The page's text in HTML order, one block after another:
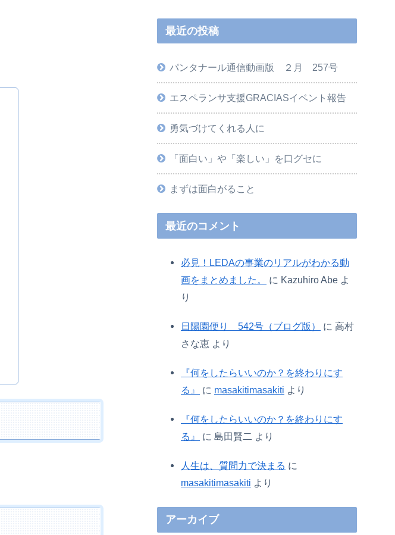
最近の投稿
パンタナール通信動画版 ２月 257号
エスペランサ支援GRACIASイベント報告
勇気づけてくれる人に
「面白い」や「楽しい」を口グセに
まずは面白がること
最近のコメント
必見！LEDAの事業のリアルがわかる動
画をまとめました。
に Kazuhiro Abe よ
り
日陽園便り 542号（ブログ版） に 高村
さな恵 より
『何をしたらいいのか？を終わりにす
る』
に masakitimasakiti より
『何をしたらいいのか？を終わりにす
る』
に 島田賢二 より
人生は、質問力で決まる に
masakitimasakiti より
アーカイブ